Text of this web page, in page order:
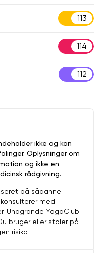
113
114
112
ikke og kan
Oplysninger om
og ikke en
rådgivning.
på sådanne
med
Unagrande YogaClub
bruger eller stoler på
risiko.